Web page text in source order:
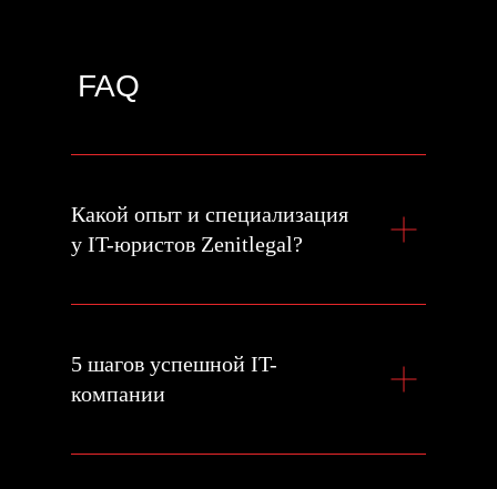
FAQ
Какой опыт и специализация
у IT-юристов Zenitlegal?
5 шагов успешной IT-
компании